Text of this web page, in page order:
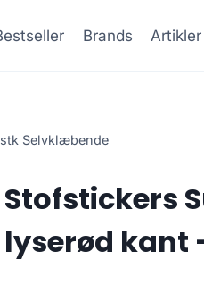
Brands Artikler
Selvklæbende
Stofstickers
lyserød kant